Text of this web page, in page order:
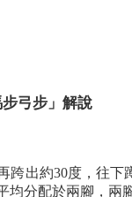
弓步」解說
跨出約30度，往
分配於兩腳，兩